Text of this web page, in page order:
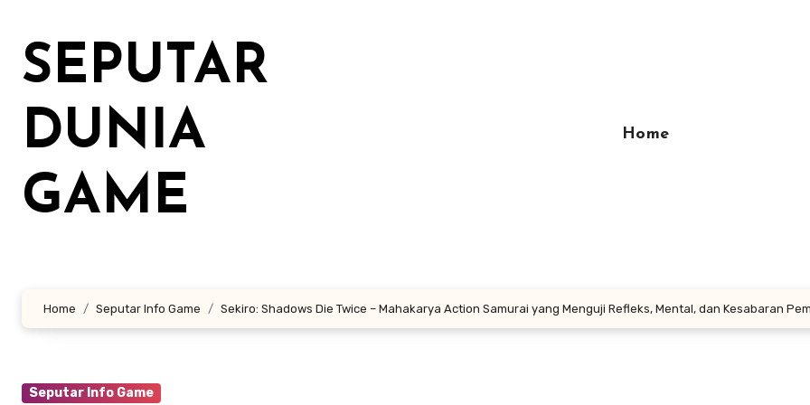
kontenSEPUTAR
DUNIA
GAME
Home
Home Seputar Info Game Sekiro: Shadows Die Twice – Mahakarya Action Samurai yang Menguji Refleks, Mental, dan Kesabaran
Seputar Info Game